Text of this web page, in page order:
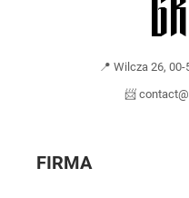
📍 Wilcza 26,
📨
FIRMA